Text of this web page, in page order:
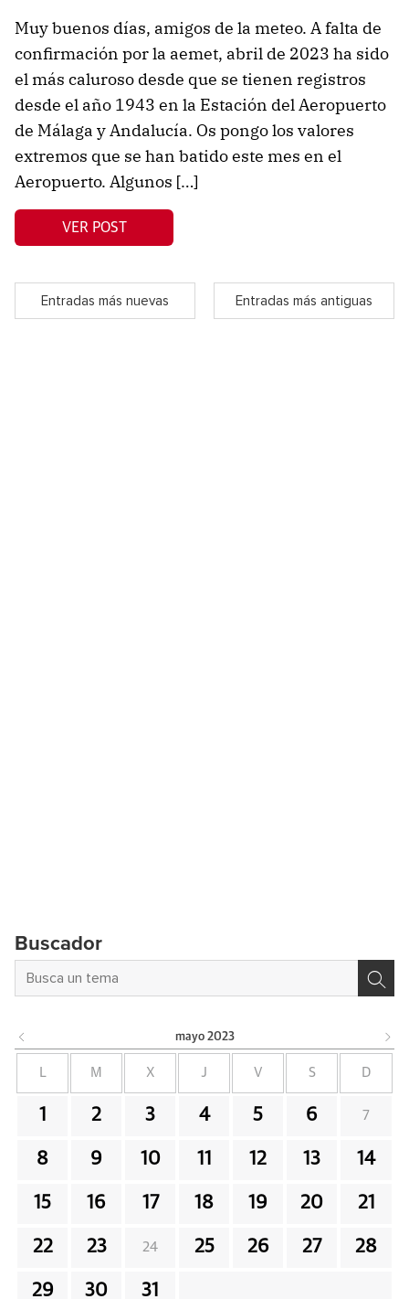
Muy buenos días, amigos de la meteo. A falta de
confirmación por la aemet, abril de 2023 ha sido
el más caluroso desde que se tienen registros
desde el año 1943 en la Estación del Aeropuerto
de Málaga y Andalucía. Os pongo los valores
extremos que se han batido este mes en el
Aeropuerto. Algunos […]
VER POST
Entradas más nuevas Entradas más antiguas
Buscador
mayo 2023
L M X J V S D
1 2 3 4 5 6 7
8 9 10 11 12 13 14
15 16 17 18 19 20 21
22 23 24 25 26 27 28
29 30 31